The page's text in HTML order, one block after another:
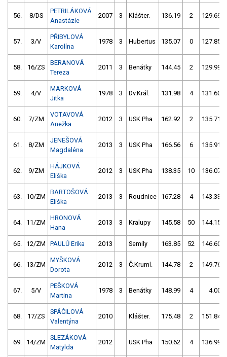
56. 8/DS
PETRILÁKOVÁ
Anastázie
2007 3 Klášter. 136.19 2 129.69
57. 3/V
PŘIBYLOVÁ
Karolína
1978 3 Hubertus 135.07 0 127.85
58. 16/ZS
BERANOVÁ
Tereza
2011 3 Benátky 144.45 2 129.99
59. 4/V
MARKOVÁ
Jitka
1978 3 Dv.Král. 131.98 4 131.60
60. 7/ZM
VOTAVOVÁ
Anežka
2012 3 USK Pha 162.92 2 135.71
61. 8/ZM
JENEŠOVÁ
Magdaléna
2013 3 USK Pha 166.56 6 135.91
62. 9/ZM
HÁJKOVÁ
Eliška
2012 3 USK Pha 138.35 10 136.07
63. 10/ZM
BARTOŠOVÁ
Eliška
2013 3 Roudnice 167.28 4 143.33
64. 11/ZM
HRONOVÁ
Hana
2013 3 Kralupy 145.58 50 144.15
65. 12/ZM PAULŮ Erika 2013 Semily 163.85 52 146.60
66. 13/ZM
MYŠKOVÁ
Dorota
2012 3 Č.Kruml. 144.78 2 149.76
67. 5/V
PEŠKOVÁ
Martina
1978 3 Benátky 148.99 4 4.00
68. 17/ZS
SPÁČILOVÁ
Valentýna
2010 Klášter. 175.48 2 151.84
69. 14/ZM
SLEZÁKOVÁ
Matylda
2012 USK Pha 150.62 4 136.99